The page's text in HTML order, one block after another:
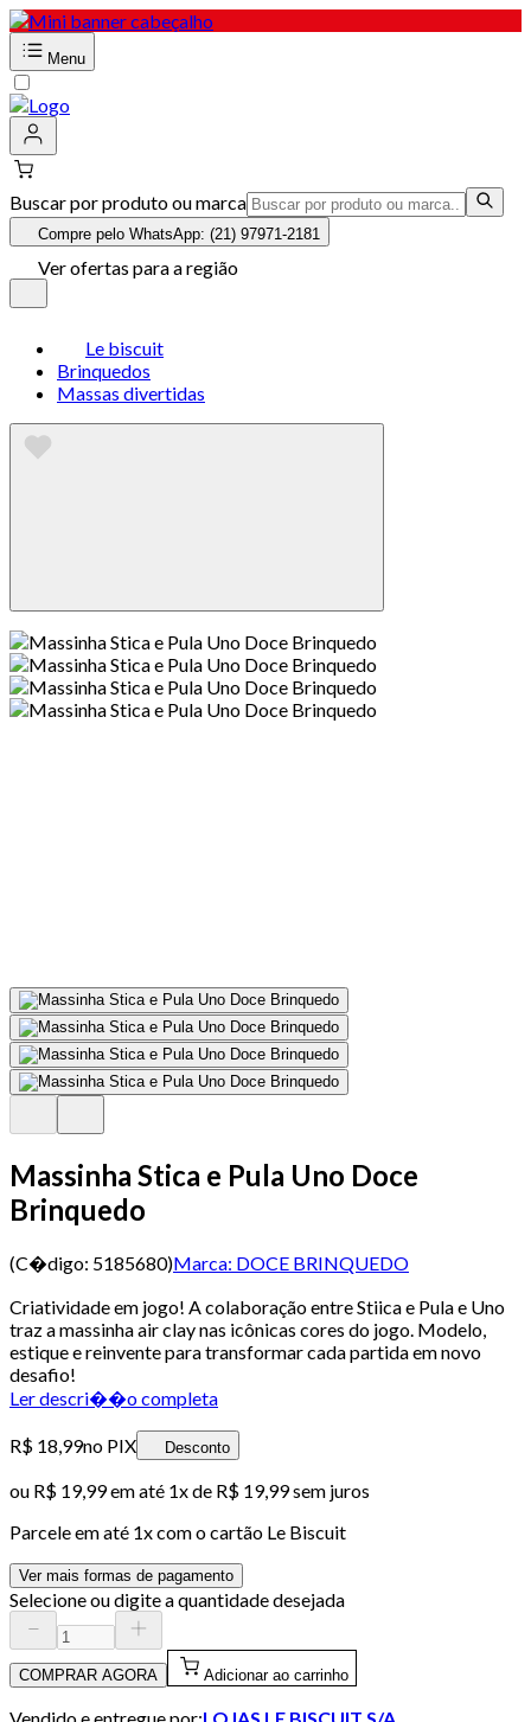
Menu
Buscar por produto ou marca
Compre pelo WhatsApp: (21) 97971-2181
Ver ofertas para a região
Le biscuit
Brinquedos
Massas divertidas
Massinha Stica e Pula Uno Doce
Brinquedo
(C�digo: 5185680)Marca: DOCE BRINQUEDO
Criatividade em jogo! A colaboração entre Stiica e Pula e Uno
traz a massinha air clay nas icônicas cores do jogo. Modelo,
estique e reinvente para transformar cada partida em novo
desafio!
Ler descri��o completa
R$ 18,99no PIX Desconto
ou R$ 19,99em até 1x de R$ 19,99sem juros
Parcele em até 1x com o cartão Le Biscuit
Ver mais formas de pagamento
Selecione ou digite a quantidade desejada
COMPRAR AGORA Adicionar ao carrinho